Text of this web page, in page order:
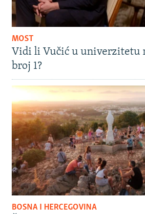
MOST
Vidi li Vučić u univerzitetu
broj 1?
BOSNA I HERCEGOVINA